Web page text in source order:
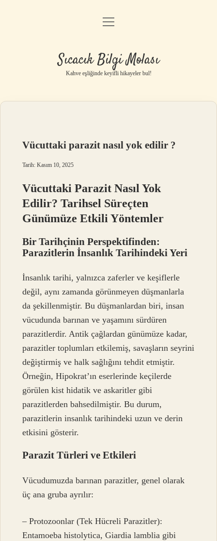
Anasayfa
Yasal Uyarı
menüyü
Sıcacık Bilgi Molası
Kahve eşliğinde keyifli hikayeler bul!
Vücuttaki parazit nasıl yok edilir ?
Tarih: Kasım 10, 2025
Vücuttaki Parazit Nasıl Yok
Edilir? Tarihsel Süreçten
Günümüze Etkili Yöntemler
Bir Tarihçinin Perspektifinden:
Parazitlerin İnsanlık Tarihindeki Yeri
İnsanlık tarihi, yalnızca zaferler ve keşiflerle
değil, aynı zamanda görünmeyen düşmanlarla
da şekillenmiştir. Bu düşmanlardan biri, insan
vücudunda barınan ve yaşamını sürdüren
parazitlerdir. Antik çağlardan günümüze kadar,
parazitler toplumları etkilemiş, savaşların seyrini
değiştirmiş ve halk sağlığını tehdit etmiştir.
Örneğin, Hipokrat’ın eserlerinde keçilerde
görülen kist hidatik ve askaritler gibi
parazitlerden bahsedilmiştir. Bu durum,
parazitlerin insanlık tarihindeki uzun ve derin
etkisini gösterir.
Parazit Türleri ve Etkileri
Vücudumuzda barınan parazitler, genel olarak
üç ana gruba ayrılır:
– Protozoonlar (Tek Hücreli Parazitler):
Entamoeba histolytica, Giardia lamblia gibi